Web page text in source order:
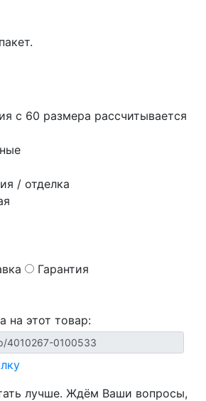
с 60 размера рассчитывается
/ отделка
Гарантия
на этот товар:
лучше. Ждём Ваши вопросы,